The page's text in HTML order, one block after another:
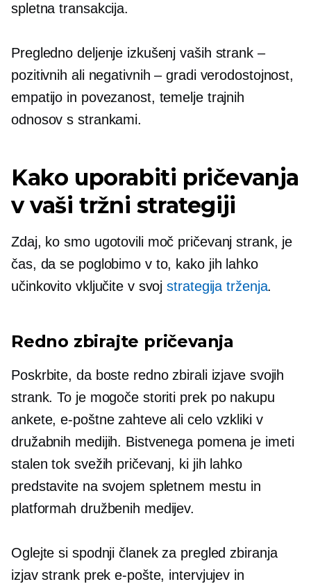
spletna transakcija.
Pregledno deljenje izkušenj vaših strank –
pozitivnih ali negativnih – gradi verodostojnost,
empatijo in povezanost, temelje trajnih
odnosov s strankami.
Kako uporabiti pričevanja
v vaši tržni strategiji
Zdaj, ko smo ugotovili moč pričevanj strank, je
čas, da se poglobimo v to, kako jih lahko
učinkovito vključite v svojstrategija trženja.
Redno zbirajte pričevanja
Poskrbite, da boste redno zbirali izjave svojih
strank. To je mogoče storiti prek po nakupu
ankete, e-poštne zahteve ali celo vzkliki v
družabnih medijih. Bistvenega pomena je imeti
stalen tok svežih pričevanj, ki jih lahko
predstavite na svojem spletnem mestu in
platformah družbenih medijev.
Oglejte si spodnji članek za pregled zbiranja
izjav strank prek e-pošte, intervjujev in